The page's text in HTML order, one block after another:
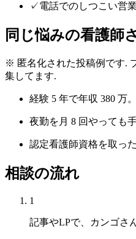
✓電話でのしつこい営
同じ悩みの看護師
※ 匿名化された投稿例です.
集してます.
経験 5 年で年収 380 万
夜勤を月 8 回やっても
認定看護師資格を取っ
相談の流れ
1
記事やLPで、カンゴさ